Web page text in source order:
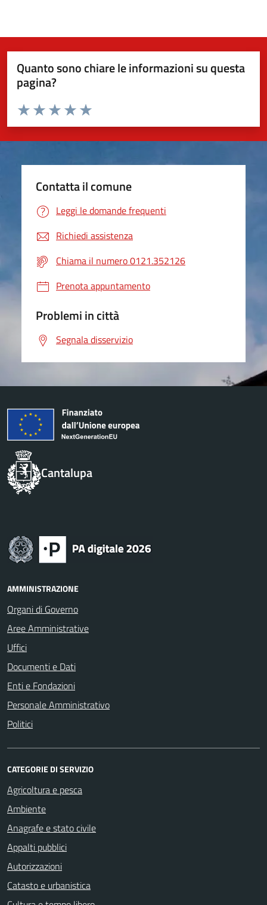
Quanto sono chiare le informazioni su questa
pagina?
Valuta da 1 a 5 stelle la pagina
Valuta 5 stelle su 5
Valuta 4 stelle su 5
Valuta 3 stelle su 5
Valuta 2 stelle su 5
Valuta 1 stelle su 5
Contatta il comune
Leggi le domande frequenti
Richiedi assistenza
Chiama il numero 0121.352126
Prenota appuntamento
Problemi in città
Segnala disservizio
Cantalupa
AMMINISTRAZIONE
Organi di Governo
Aree Amministrative
Uffici
Documenti e Dati
Enti e Fondazioni
Personale Amministrativo
Politici
CATEGORIE DI SERVIZIO
Agricoltura e pesca
Ambiente
Anagrafe e stato civile
Appalti pubblici
Autorizzazioni
Catasto e urbanistica